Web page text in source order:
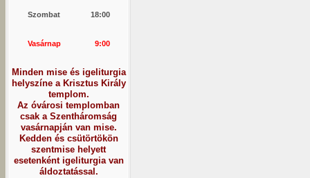
Szombat 18:00
Vasárnap 9:00
Minden mise és igeliturgia
helyszíne a Krisztus Király
templom.
Az óvárosi templomban
csak a Szentháromság
vasárnapján van mise.
Kedden és csütörtökön
szentmise helyett
esetenként igeliturgia van
áldoztatással.